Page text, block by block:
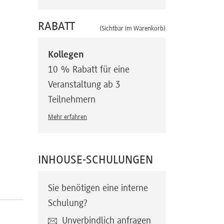
RABATT (Sichtbar im Warenkorb)
Kollegen
10 % Rabatt für eine
Veranstaltung ab 3
Teilnehmern
Mehr erfahren
INHOUSE-SCHULUNGEN
Sie benötigen eine interne
Schulung?
Unverbindlich anfragen